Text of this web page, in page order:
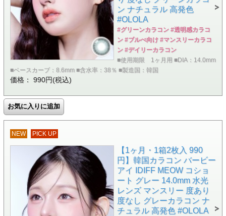
ン ナチュラル 高発色
#OLOLA
#グリーンカラコン #透明感カラコ
ン #ブルべ向け #マンスリーカラコ
ン #デイリーカラコン
■使用期限 1ヶ月用 ■DIA：14.0mm
■ベースカーブ：8.6mm ■含水率：38％ ■製造国：韓国
価格： 990円(税込)
NEW PICK UP
【1ヶ月・1箱2枚入 990
円】韓国カラコン バービー
アイ IDIFF MEOW コショ
ート グレー 14.0mm 水光
レンズ マンスリー 度あり
度なし グレーカラコン ナ
チュラル 高発色 #OLOLA